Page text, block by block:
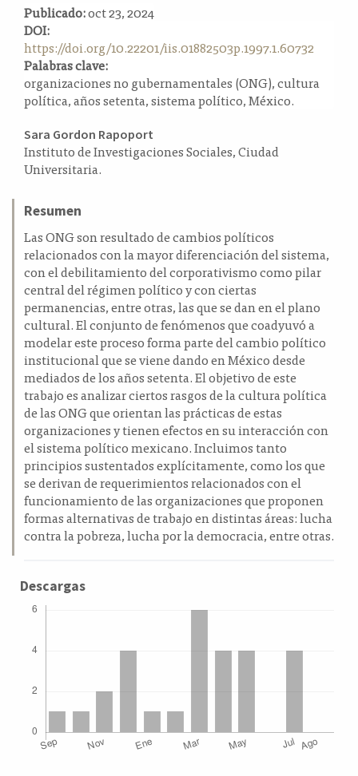
a
l
a
t
e
r
l
Publicado:oct 23, 2024
DOI:
https://doi.org/10.22201/iis.01882503p.1997.1.60732
Palabras clave:
organizaciones no gubernamentales (ONG), cultura
política, años setenta, sistema político, México.
Contenido
principal
del
artículo
Sara Gordon Rapoport
Instituto de Investigaciones Sociales, Ciudad
Universitaria.
Resumen
Las ONG son resultado de cambios políticos
relacionados con la mayor diferenciación del sistema,
con el debilitamiento del corporativismo como pilar
central del régimen político y con ciertas
permanencias, entre otras, las que se dan en el plano
cultural. El conjunto de fenómenos que coadyuvó a
modelar este proceso forma parte del cambio político
institucional que se viene dando en México desde
mediados de los años setenta. El objetivo de este
trabajo es analizar ciertos rasgos de la cultura política
de las ONG que orientan las prácticas de estas
organizaciones y tienen efectos en su interacción con
el sistema político mexicano. Incluimos tanto
principios sustentados explícitamente, como los que
se derivan de requerimientos relacionados con el
funcionamiento de las organizaciones que proponen
formas alternativas de trabajo en distintas áreas: lucha
contra la pobreza, lucha por la democracia, entre otras.
Descargas